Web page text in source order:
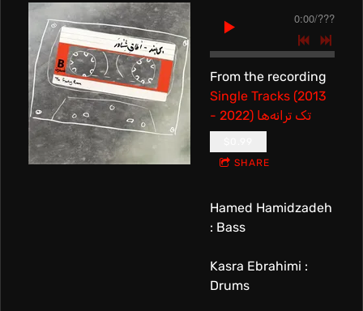
0:00/???
From the recording
Single Tracks (2013
- 2022) تک ترانه‌ها
SHARE
Hamed Hamidzadeh
: Bass
Kasra Ebrahimi :
Drums